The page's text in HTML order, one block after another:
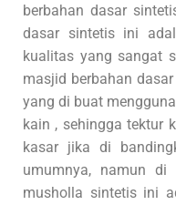
berbahan dasar
dasar sintetis ini
kualitas yang sangat
masjid berbahan
yang di buat
kain , sehingga tektur
kasar jika di
umumnya, namun di
musholla sintetis ini